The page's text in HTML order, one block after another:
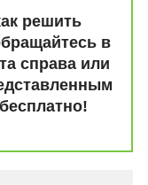
решить
в
справа или